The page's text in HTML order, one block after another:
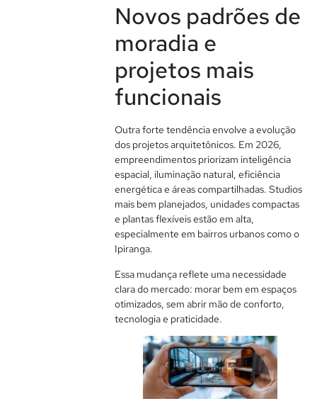
Novos padrões de
moradia e
projetos mais
funcionais
Outra forte tendência envolve a evolução
dos projetos arquitetônicos. Em 2026,
empreendimentos priorizam inteligência
espacial, iluminação natural, eficiência
energética e áreas compartilhadas. Studios
mais bem planejados, unidades compactas
e plantas flexíveis estão em alta,
especialmente em bairros urbanos como o
Ipiranga.
Essa mudança reflete uma necessidade
clara do mercado: morar bem em espaços
otimizados, sem abrir mão de conforto,
tecnologia e praticidade.